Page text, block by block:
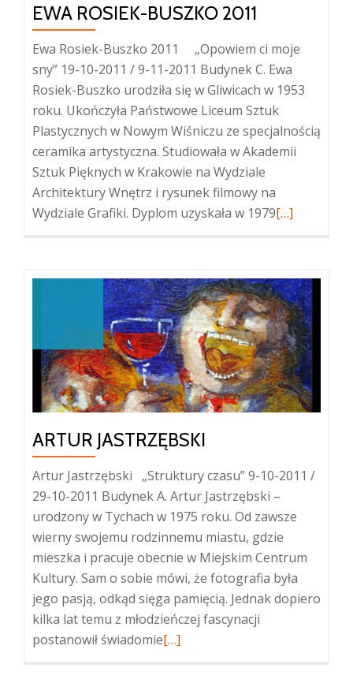
EWA ROSIEK-BUSZKO 2011
Ewa Rosiek-Buszko 2011 „Opowiem ci moje
sny” 19-10-2011 / 9-11-2011 Budynek C. Ewa
Rosiek-Buszko urodziła się w Gliwicach w 1953
roku. Ukończyła Państwowe Liceum Sztuk
Plastycznych w Nowym Wiśniczu ze specjalnością
ceramika artystyczna. Studiowała w Akademii
Sztuk Pięknych w Krakowie na Wydziale
Architektury Wnętrz i rysunek filmowy na
Wydziale Grafiki. Dyplom uzyskała w 1979Więcej
2011
[…]
ARTUR JASTRZĘBSKI
Artur Jastrzębski „Struktury czasu” 9-10-2011 /
29-10-2011 Budynek A. Artur Jastrzębski –
urodzony w Tychach w 1975 roku. Od zawsze
wierny swojemu rodzinnemu miastu, gdzie
mieszka i pracuje obecnie w Miejskim Centrum
Kultury. Sam o sobie mówi, że fotografia była
jego pasją, odkąd sięga pamięcią. Jednak dopiero
kilka lat temu z młodzieńczej fascynacji
postanowił świadomieWięcej
[…]